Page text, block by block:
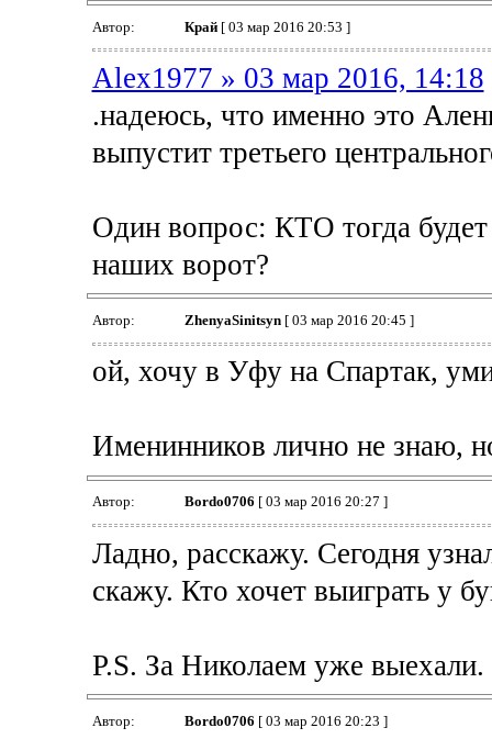
Автор: Край[ 03 мар 2016 20:53 ]
Alex1977 » 03 мар 2016, 14:18
.надеюсь, что именно это
выпустит третьего
Один вопрос: КТО тогда будет
наших ворот?
Автор: ZhenyaSinitsyn[ 03 мар 2016 20:45 ]
ой, хочу в Уфу на Спартак,
Именинников лично не знаю,
Автор: Bordo0706 [ 03 мар 2016 20:27 ]
Ладно, расскажу. Сегодня
скажу. Кто хочет выиграть у
P.S. За Николаем уже выехали.
Автор: Bordo0706 [ 03 мар 2016 20:23 ]